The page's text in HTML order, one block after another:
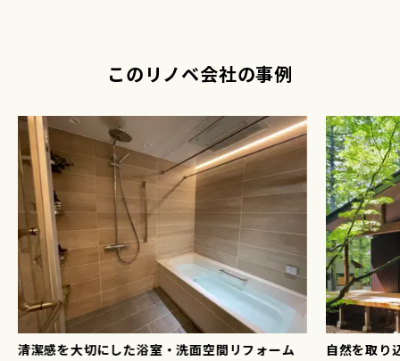
このリノベ会社の事例
清潔感を大切にした浴室・洗面空間リフォーム 自然を取り